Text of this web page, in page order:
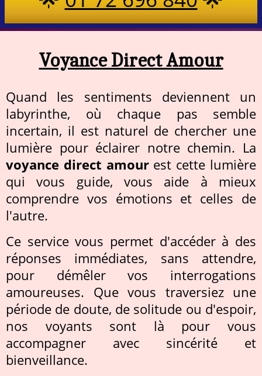
Voyance Direct Amour
Quand les sentiments deviennent un
labyrinthe, où chaque pas semble
incertain, il est naturel de chercher une
lumière pour éclairer notre chemin. La
voyance direct amourest cette lumière
qui vous guide, vous aide à mieux
comprendre vos émotions et celles de
l'autre.
Ce service vous permet d'accéder à des
réponses immédiates, sans attendre,
pour démêler vos interrogations
amoureuses. Que vous traversiez une
période de doute, de solitude ou d'espoir,
nos voyants sont là pour vous
accompagner avec sincérité et
bienveillance.